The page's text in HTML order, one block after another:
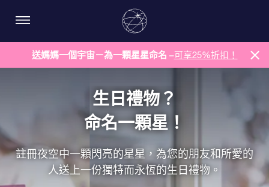
送媽媽一個宇宙－為一顆星星命名 –可享25%折扣！
生日禮物？
命名一顆星！
註冊夜空中一顆閃亮的星星，為您的朋友和所愛的
人送上一份獨特而永恆的生日禮物。